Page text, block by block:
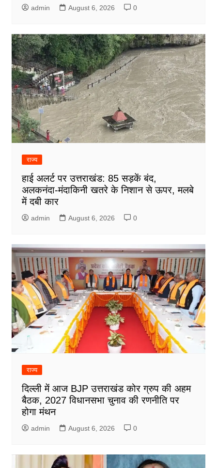
admin August 6, 2026 0
राज्य
हाई अलर्ट पर उत्तराखंड: 85 सड़कें बंद,
अलकनंदा-मंदाकिनी खतरे के निशान से ऊपर, मलबे
में दबी कार
admin August 6, 2026 0
राज्य
दिल्ली में आज BJP उत्तराखंड कोर ग्रुप की अहम
बैठक, 2027 विधानसभा चुनाव की रणनीति पर
होगा मंथन
admin August 6, 2026 0